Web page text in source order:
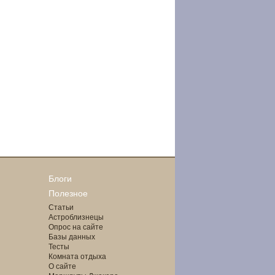
Блоги
Полезное
Статьи
Астроблизнецы
Опрос на сайте
Базы данных
Тесты
Комната отдыха
О сайте